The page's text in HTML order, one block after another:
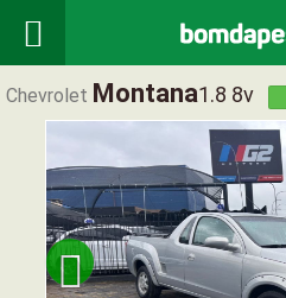

Chevrolet Montana1.8 8v
